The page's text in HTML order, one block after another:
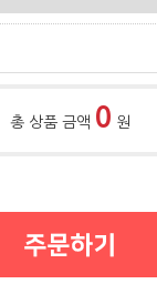
총 상품 금액 0 원